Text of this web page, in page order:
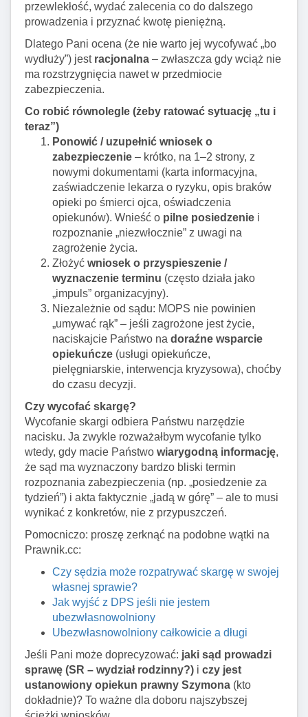
przewlekłość, wydać zalecenia co do dalszego
prowadzenia i przyznać kwotę pieniężną.
Dlatego Pani ocena (że nie warto jej wycofywać „bo
wydłuży”) jest racjonalna – zwłaszcza gdy wciąż nie
ma rozstrzygnięcia nawet w przedmiocie
zabezpieczenia.
Co robić równolegle (żeby ratować sytuację „tu i
teraz”)
Ponowić / uzupełnić wniosek o
zabezpieczenie – krótko, na 1–2 strony, z
nowymi dokumentami (karta informacyjna,
zaświadczenie lekarza o ryzyku, opis braków
opieki po śmierci ojca, oświadczenia
opiekunów). Wnieść o pilne posiedzenie i
rozpoznanie „niezwłocznie” z uwagi na
zagrożenie życia.
Złożyć wniosek o przyspieszenie /
wyznaczenie terminu (często działa jako
„impuls” organizacyjny).
Niezależnie od sądu: MOPS nie powinien
„umywać rąk” – jeśli zagrożone jest życie,
naciskajcie Państwo na doraźne wsparcie
opiekuńcze (usługi opiekuńcze,
pielęgniarskie, interwencja kryzysowa), choćby
do czasu decyzji.
Czy wycofać skargę?
Wycofanie skargi odbiera Państwu narzędzie
nacisku. Ja zwykle rozważałbym wycofanie tylko
wtedy, gdy macie Państwo wiarygodną informację,
że sąd ma wyznaczony bardzo bliski termin
rozpoznania zabezpieczenia (np. „posiedzenie za
tydzień”) i akta faktycznie „jadą w górę” – ale to musi
wynikać z konkretów, nie z przypuszczeń.
Pomocniczo: proszę zerknąć na podobne wątki na
Prawnik.cc:
Czy sędzia może rozpatrywać skargę w swojej
własnej sprawie?
Jak wyjść z DPS jeśli nie jestem
ubezwłasnowolniony
Ubezwłasnowolniony całkowicie a długi
Jeśli Pani może doprecyzować: jaki sąd prowadzi
sprawę (SR – wydział rodzinny?) i czy jest
ustanowiony opiekun prawny Szymona (kto
dokładnie)? To ważne dla doboru najszybszej